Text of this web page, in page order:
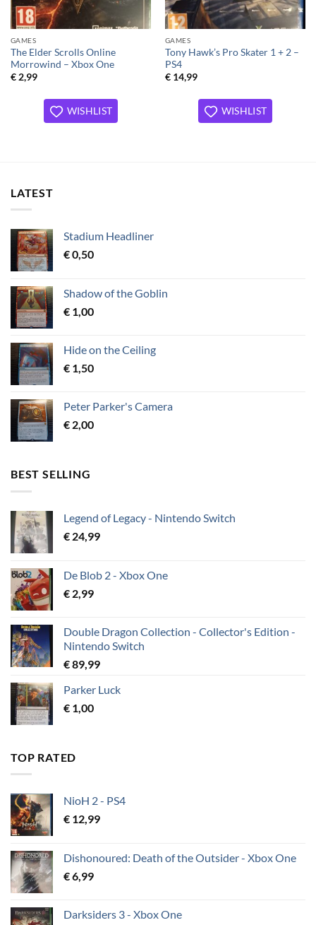
GAMES
The Elder Scrolls Online
Morrowind – Xbox One
€2,99
WISHLIST
GAMES
Tony Hawk’s Pro Skater 1 + 2 –
PS4
€14,99
WISHLIST
LATEST
Stadium Headliner
€0,50
Shadow of the Goblin
€ 1,00
Hide on the Ceiling
€ 1,50
Peter Parker's Camera
€ 2,00
BEST SELLING
Legend of Legacy - Nintendo Switch
€ 24,99
De Blob 2 - Xbox One
€ 2,99
Double Dragon Collection - Collector's Edition -
Nintendo Switch
€89,99
Parker Luck
€ 1,00
TOP RATED
NioH 2 - PS4
€ 12,99
Dishonoured: Death of the Outsider - Xbox One
€6,99
Darksiders 3 - Xbox One